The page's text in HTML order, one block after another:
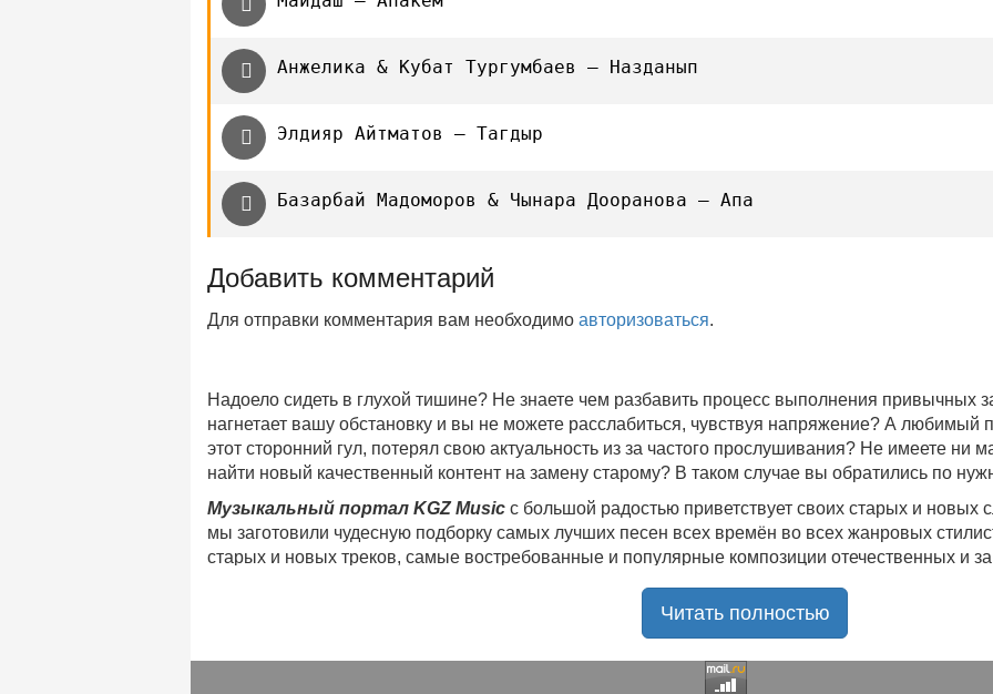
Анжелика & Кубат Тургумбаев — Назданып
Элдияр Айтматов — Тагдыр
Базарбай Мадоморов & Чынара Дооранова — Апа
Добавить комментарий
Для отправки комментария вам необходимо авторизоваться.
Надоело сидеть в глухой тишине? Не знаете чем разбавить процесс выполнения
нагнетает вашу обстановку и вы не можете расслабиться, чувствуя напряжение? А любимый
этот сторонний гул, потерял свою актуальность из за частого прослушивания? Не имеете ни
найти новый качественный контент на замену старому? В таком случае вы обратились по
Музыкальный портал KGZ Music с большой радостью приветствует своих старых и новых
мы заготовили чудесную подборку самых лучших песен всех времён во всех жанровых
старых и новых треков, самые востребованные и популярные композиции отечественных и
Мы предоставляем вашему вниманию богатую коллекцию качественной музыки в
Самые свежие альбомы
и новые релизы этого
Регулярные обновления, постоянные новинки, большой музыкальный ассортимент на любой
Читать полностью